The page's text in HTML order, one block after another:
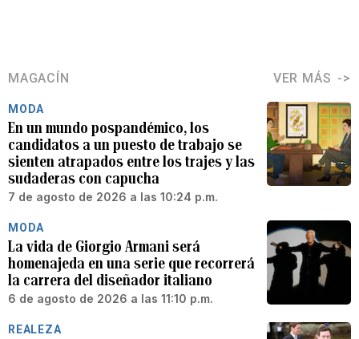
MAGACÍN VER MÁS
MODA
En un mundo pospandémico, los
candidatos a un puesto de trabajo se
sienten atrapados entre los trajes y las
sudaderas con capucha
7 de agosto de 2026 a las 10:24 p.m.
MODA
La vida de Giorgio Armani será
homenajeda en una serie que recorrerá
la carrera del diseñador italiano
6 de agosto de 2026 a las 11:10 p.m.
REALEZA